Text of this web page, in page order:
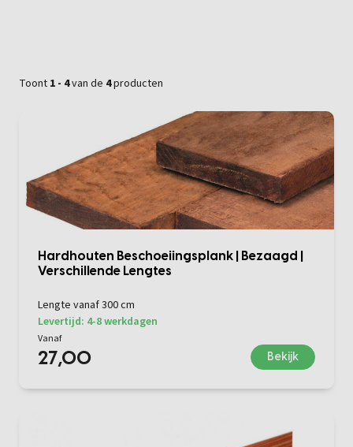
Toont 1 - 4van de 4producten
Hardhouten Beschoeiingsplank | Bezaagd |
Verschillende Lengtes
Lengte vanaf 300 cm
Levertijd: 4-8 werkdagen
Vanaf
27,00 Bekijk